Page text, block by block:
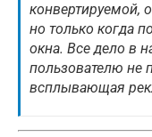
конвертируемой,
но только когда
окна. Все дело в
пользователю не
всплывающая